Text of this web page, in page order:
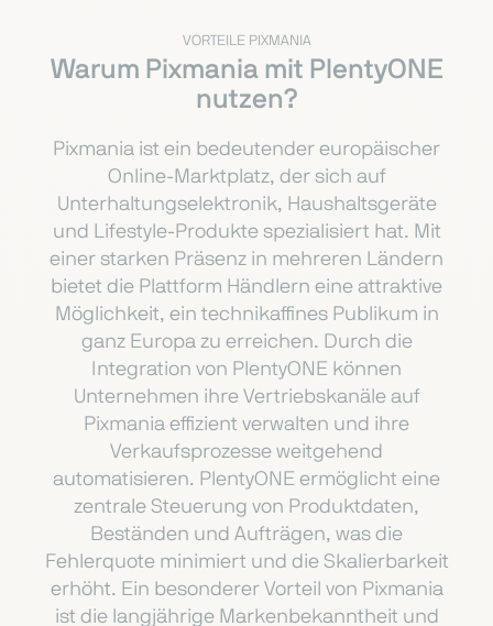
VORTEILE PIXMANIA
Warum Pixmania mit PlentyONE
nutzen?
Pixmania ist ein bedeutender europäischer
Online-Marktplatz, der sich auf
Unterhaltungselektronik, Haushaltsgeräte
und Lifestyle-Produkte spezialisiert hat. Mit
einer starken Präsenz in mehreren Ländern
bietet die Plattform Händlern eine attraktive
Möglichkeit, ein technikaffines Publikum in
ganz Europa zu erreichen. Durch die
Integration von PlentyONE können
Unternehmen ihre Vertriebskanäle auf
Pixmania effizient verwalten und ihre
Verkaufsprozesse weitgehend
automatisieren. PlentyONE ermöglicht eine
zentrale Steuerung von Produktdaten,
Beständen und Aufträgen, was die
Fehlerquote minimiert und die Skalierbarkeit
erhöht. Ein besonderer Vorteil von Pixmania
ist die langjährige Markenbekanntheit und